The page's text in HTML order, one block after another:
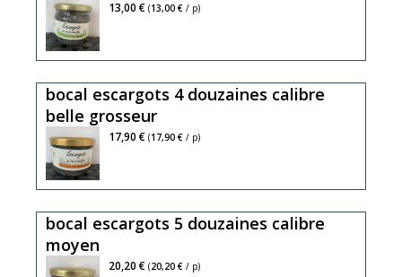
13,00 € (13,00 € / p)
bocal escargots 4 douzaines calibre
belle grosseur
17,90 € (17,90 € / p)
bocal escargots 5 douzaines calibre
moyen
20,20 € (20,20 € / p)